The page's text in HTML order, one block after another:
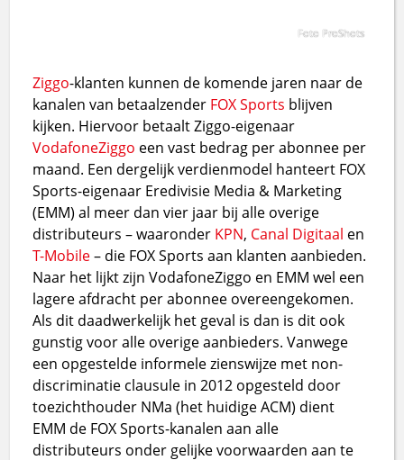
Foto ProShots
Ziggo-klanten kunnen de komende jaren naar de
kanalen van betaalzender FOX Sports blijven
kijken. Hiervoor betaalt Ziggo-eigenaar
VodafoneZiggo een vast bedrag per abonnee per
maand. Een dergelijk verdienmodel hanteert FOX
Sports-eigenaar Eredivisie Media & Marketing
(EMM) al meer dan vier jaar bij alle overige
distributeurs – waaronder KPN, Canal Digitaal en
T-Mobile– die FOX Sports aan klanten aanbieden.
Naar het lijkt zijn VodafoneZiggo en EMM wel een
lagere afdracht per abonnee overeengekomen.
Als dit daadwerkelijk het geval is dan is dit ook
gunstig voor alle overige aanbieders. Vanwege
een opgestelde informele zienswijze met non-
discriminatie clausule in 2012 opgesteld door
toezichthouder NMa (het huidige ACM) dient
EMM de FOX Sports-kanalen aan alle
distributeurs onder gelijke voorwaarden aan te